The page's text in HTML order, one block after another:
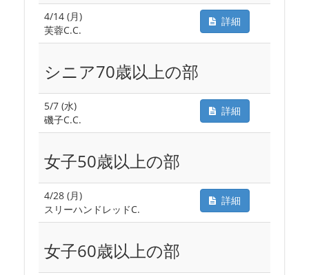
4/14 (月)
芙蓉C.C.
詳細
シニア70歳以上の部
5/7 (水)
磯子C.C.
詳細
女子50歳以上の部
4/28 (月)
スリーハンドレッドC.
詳細
女子60歳以上の部